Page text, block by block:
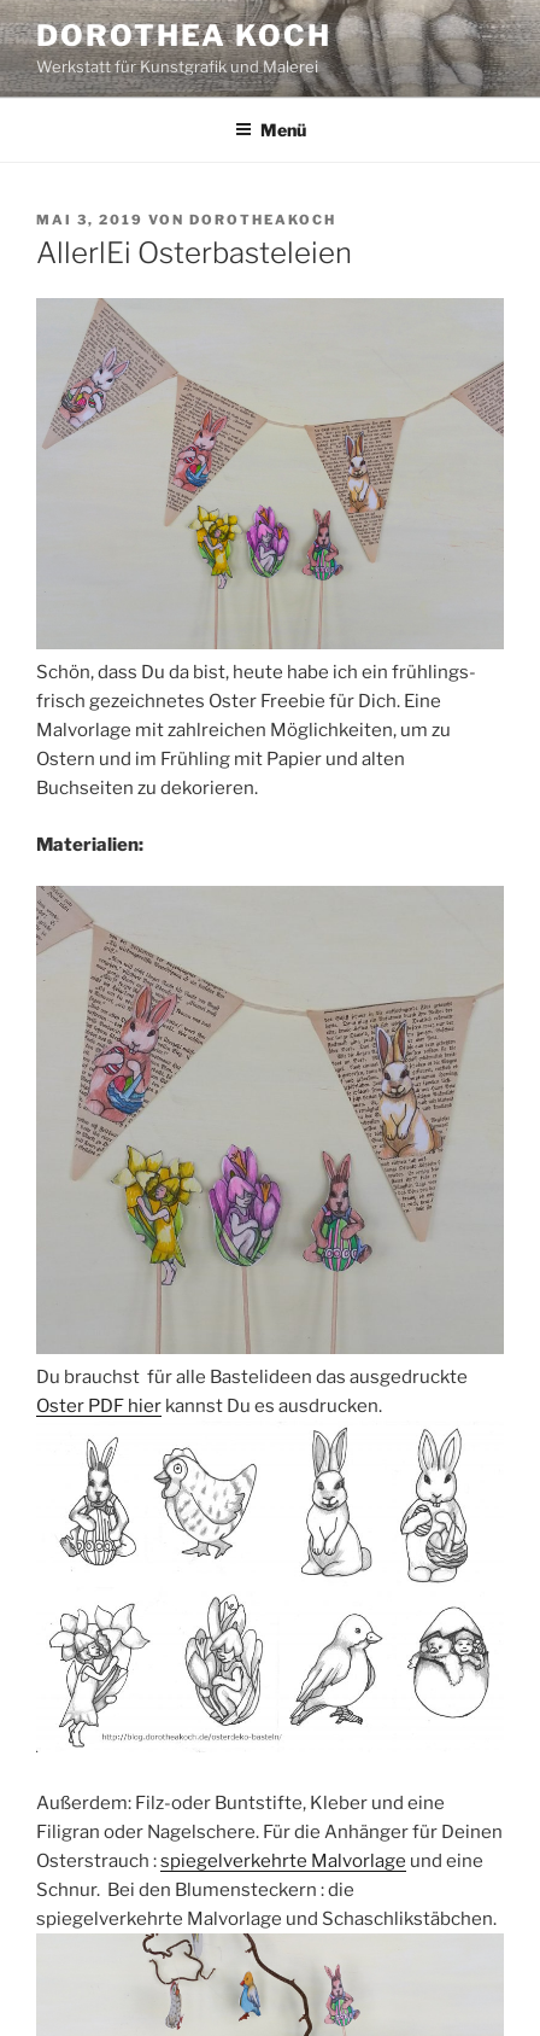
Zum
Inhalt
springen
DOROTHEA KOCH
Werkstatt für Kunstgrafik und Malerei
Menü
VERÖFFENTLICHT
AM
MAI 3, 2019 VON DOROTHEAKOCH
AllerlEi Osterbasteleien
Schön, dass Du da bist, heute habe ich ein frühlings-
frisch gezeichnetes Oster Freebie für Dich. Eine
Malvorlage mit zahlreichen Möglichkeiten, um zu
Ostern und im Frühling mit Papier und alten
Buchseiten zu dekorieren.
Materialien:
Du brauchst für alle Bastelideen das ausgedruckte
Oster PDF hier kannst Du es ausdrucken.
Außerdem: Filz-oder Buntstifte, Kleber und eine
Filigran oder Nagelschere. Für die Anhänger für Deinen
Osterstrauch :spiegelverkehrte Malvorlage und eine
Schnur. Bei den Blumensteckern : die
spiegelverkehrte Malvorlage und Schaschlikstäbchen.